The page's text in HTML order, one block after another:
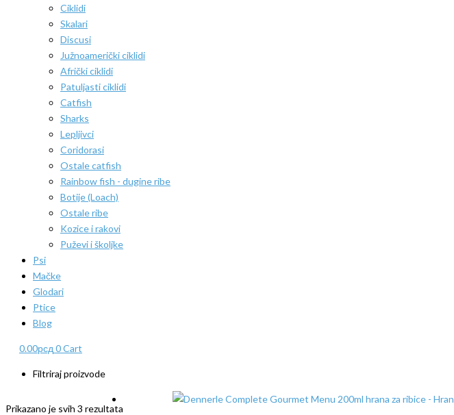
Ciklidi
Skalari
Discusi
Južnoamerički ciklidi
Afrički ciklidi
Patuljasti ciklidi
Catfish
Sharks
Lepljivci
Coridorasi
Ostale catfish
Rainbow fish - dugine ribe
Botije (Loach)
Ostale ribe
Kozice i rakovi
Puževi i školjke
Psi
Mačke
Glodari
Ptice
Blog
0.00рсд 0Cart
Filtriraj proizvode
Prikazano je svih 3 rezultata